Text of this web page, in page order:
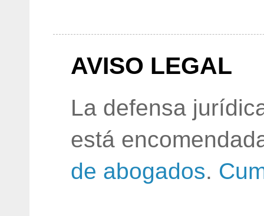
AVISO LEGAL
La defensa
está
de abogados.